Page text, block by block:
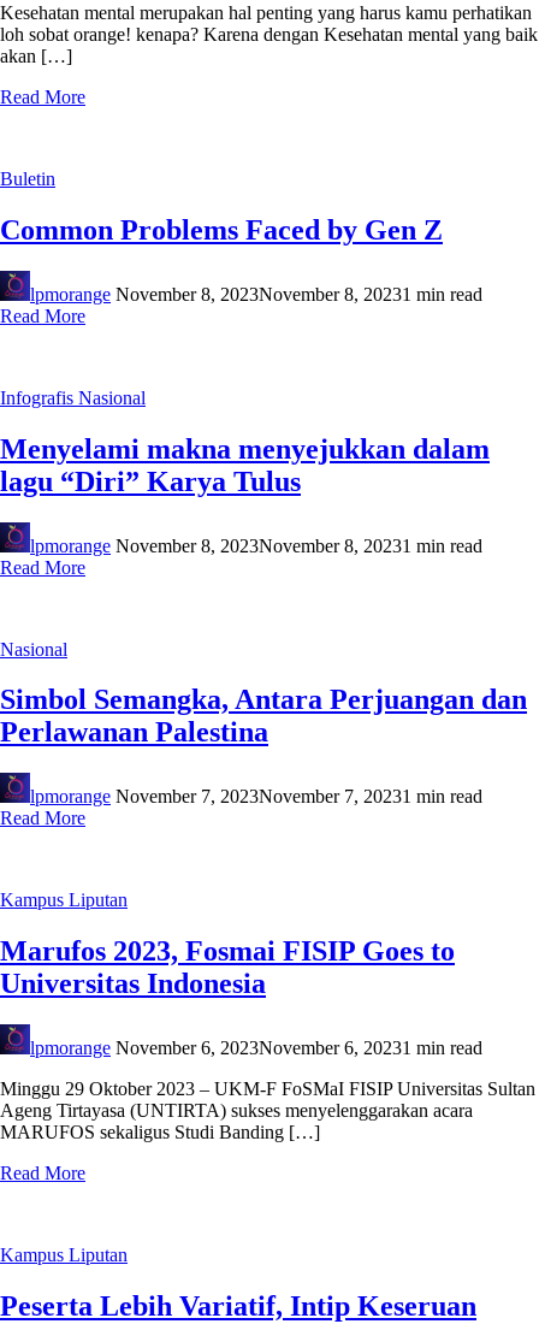
Kesehatan mental merupakan hal penting yang harus kamu perhatikan
loh sobat orange! kenapa? Karena dengan Kesehatan mental yang baik
akan […]
Read More
Buletin
Common Problems Faced by Gen Z
lpmorange November 8, 2023November 8, 20231 min read
Read More
Infografis Nasional
Menyelami makna menyejukkan dalam
lagu “Diri” Karya Tulus
lpmorange November 8, 2023November 8, 20231 min read
Read More
Nasional
Simbol Semangka, Antara Perjuangan dan
Perlawanan Palestina
lpmorange November 7, 2023November 7, 20231 min read
Read More
Kampus Liputan
Marufos 2023, Fosmai FISIP Goes to
Universitas Indonesia
lpmorange November 6, 2023November 6, 20231 min read
Minggu 29 Oktober 2023 – UKM-F FoSMaI FISIP Universitas Sultan
Ageng Tirtayasa (UNTIRTA) sukses menyelenggarakan acara
MARUFOS sekaligus Studi Banding […]
Read More
Kampus Liputan
Peserta Lebih Variatif, Intip Keseruan